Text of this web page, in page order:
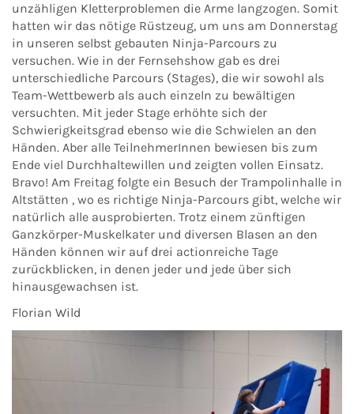
unzähligen Kletterproblemen die Arme langzogen. Somit
hatten wir das nötige Rüstzeug, um uns am Donnerstag
in unseren selbst gebauten Ninja-Parcours zu
versuchen. Wie in der Fernsehshow gab es drei
unterschiedliche Parcours (Stages), die wir sowohl als
Team-Wettbewerb als auch einzeln zu bewältigen
versuchten. Mit jeder Stage erhöhte sich der
Schwierigkeitsgrad ebenso wie die Schwielen an den
Händen. Aber alle TeilnehmerInnen bewiesen bis zum
Ende viel Durchhaltewillen und zeigten vollen Einsatz.
Bravo! Am Freitag folgte ein Besuch der Trampolinhalle in
Altstätten , wo es richtige Ninja-Parcours gibt, welche wir
natürlich alle ausprobierten. Trotz einem zünftigen
Ganzkörper-Muskelkater und diversen Blasen an den
Händen können wir auf drei actionreiche Tage
zurückblicken, in denen jeder und jede über sich
hinausgewachsen ist.
Florian Wild